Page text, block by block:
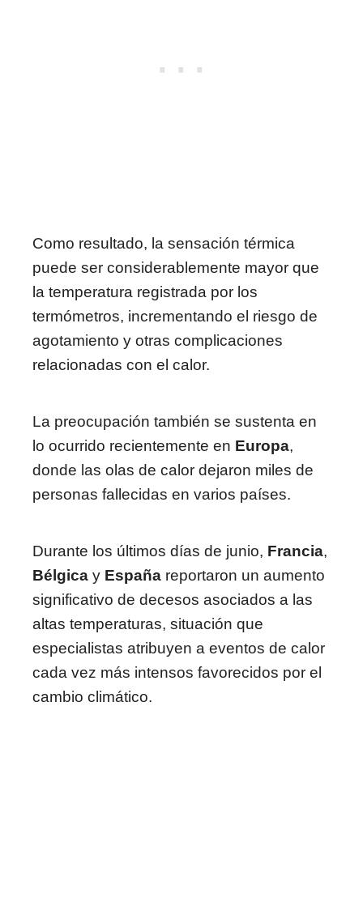
Como resultado, la sensación térmica
puede ser considerablemente mayor que
la temperatura registrada por los
termómetros, incrementando el riesgo de
agotamiento y otras complicaciones
relacionadas con el calor.
La preocupación también se sustenta en
lo ocurrido recientemente en Europa,
donde las olas de calor dejaron miles de
personas fallecidas en varios países.
Durante los últimos días de junio, Francia,
Bélgica y España reportaron un aumento
significativo de decesos asociados a las
altas temperaturas, situación que
especialistas atribuyen a eventos de calor
cada vez más intensos favorecidos por el
cambio climático.